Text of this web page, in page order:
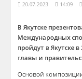
20.07.2023 14:09
В Якутске
Международных
пройдут в Якутске
главы и
Основой композиции